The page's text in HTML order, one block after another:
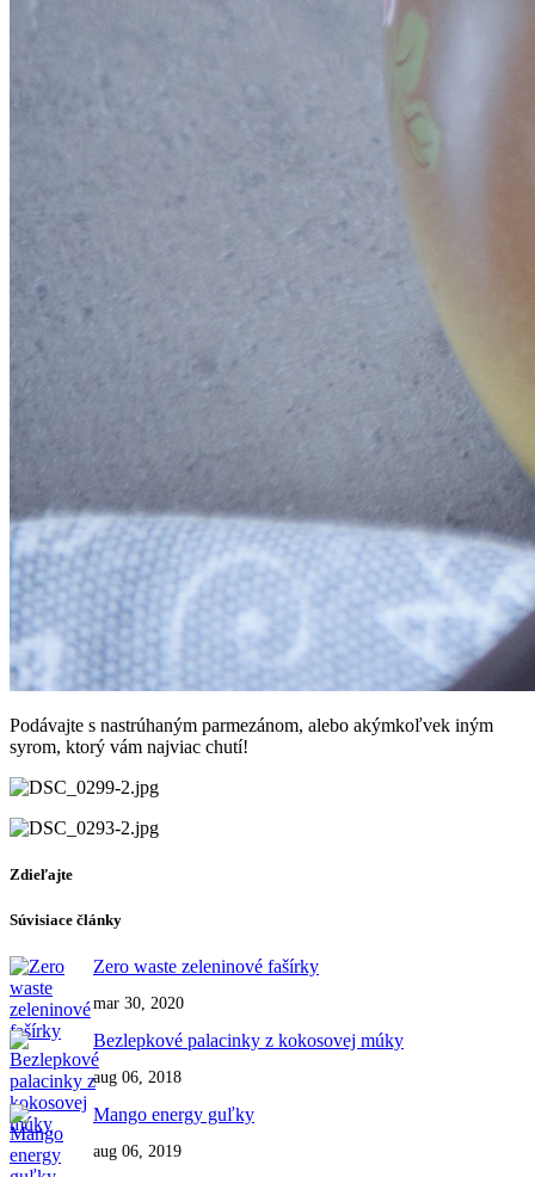
Podávajte s nastrúhaným parmezánom, alebo akýmkoľvek iným
syrom, ktorý vám najviac chutí!
Zdieľajte
Súvisiace články
Zero waste zeleninové fašírky
mar 30, 2020
Bezlepkové palacinky z kokosovej múky
aug 06, 2018
Mango energy guľky
aug 06, 2019